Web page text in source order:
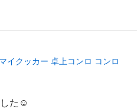
マイクッカー 卓上コンロ コンロ
た☺️